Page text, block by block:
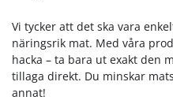
Vi tycker att det ska vara
näringsrik mat. Med våra
hacka – ta bara ut exakt den
tillaga direkt. Du minskar
annat!